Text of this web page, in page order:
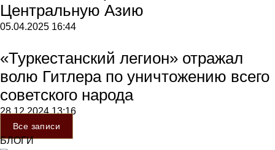
Центральную Азию
05.04.2025 16:44
«Туркестанский легион» отражал
волю Гитлера по уничтожению всего
советского народа
28.12.202413:16
Все записи
БЛОГИ